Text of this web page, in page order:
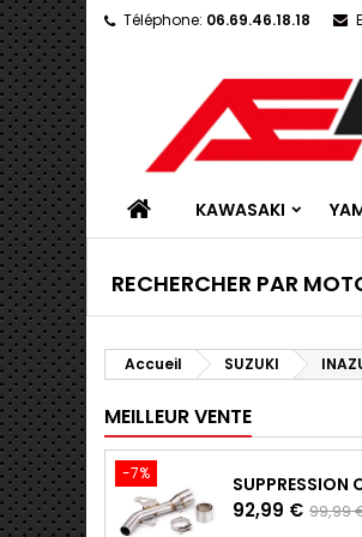
Téléphone: 06.69.46.18.18
KAWASAKI
RECHERCHER PAR
Accueil SUZUKI
MEILLEUR VENTE
-7%
Prix
92,99 € Prix
99,99